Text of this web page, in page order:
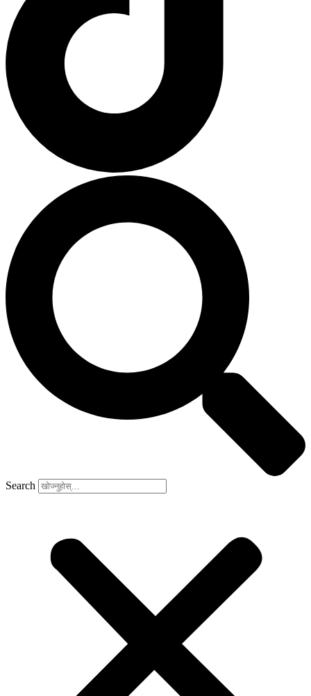
Search